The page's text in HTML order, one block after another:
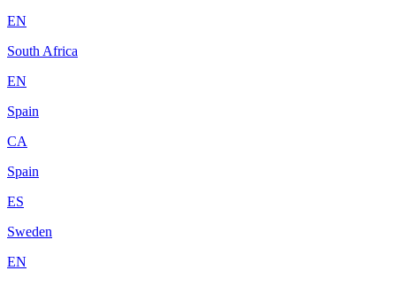
EN
South Africa
EN
Spain
CA
Spain
ES
Sweden
EN